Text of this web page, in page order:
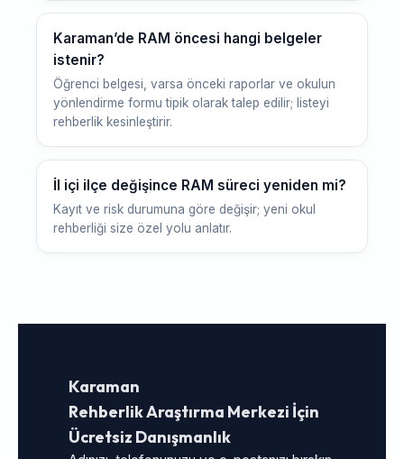
Karaman’de RAM öncesi hangi belgeler
istenir?
Öğrenci belgesi, varsa önceki raporlar ve okulun
yönlendirme formu tipik olarak talep edilir; listeyi
rehberlik kesinleştirir.
İl içi ilçe değişince RAM süreci yeniden mi?
Kayıt ve risk durumuna göre değişir; yeni okul
rehberliği size özel yolu anlatır.
Karaman
Rehberlik Araştırma Merkezi İçin
Ücretsiz Danışmanlık